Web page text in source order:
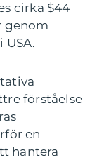
cirka $44
genom
USA.
förståelse
en
hantera